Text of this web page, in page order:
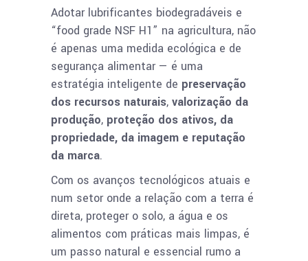
Adotar lubrificantes biodegradáveis e
“food grade NSF H1” na agricultura, não
é apenas uma medida ecológica e de
segurança alimentar — é uma
estratégia inteligente de preservação
dos recursos naturais, valorização da
produção, proteção dos ativos, da
propriedade, da imagem e reputação
da marca.
Com os avanços tecnológicos atuais e
num setor onde a relação com a terra é
direta, proteger o solo, a água e os
alimentos com práticas mais limpas, é
um passo natural e essencial rumo a